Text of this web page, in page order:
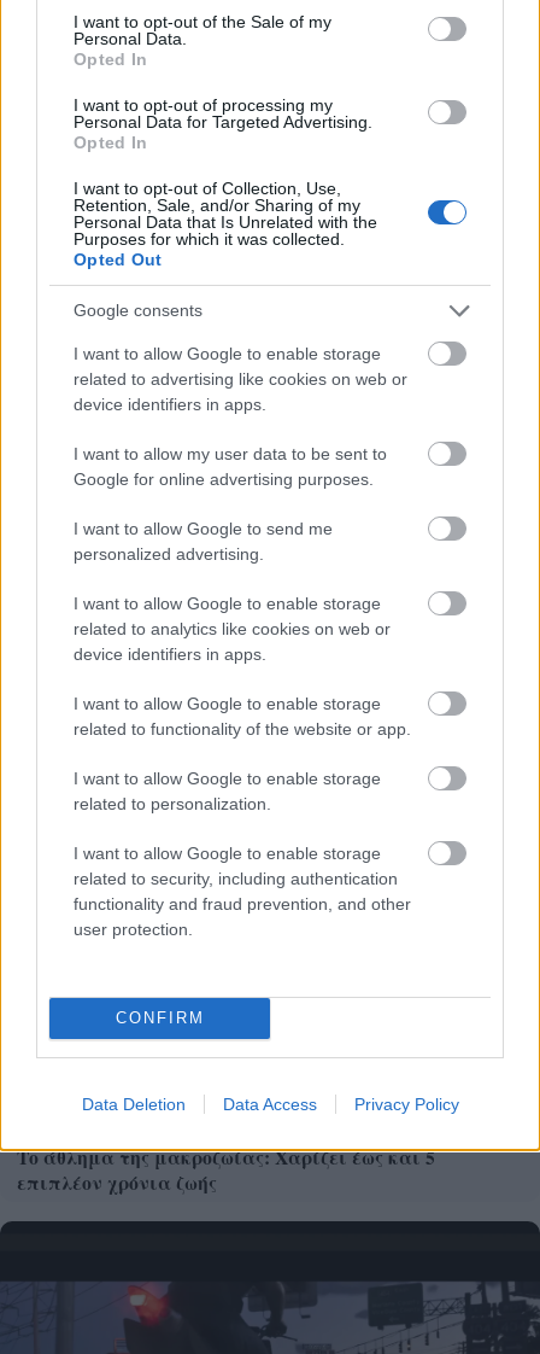
consent section.
I want to opt-out of the Sale of my
Personal Data.
Opted In
I want to opt-out of processing my
Personal Data for Targeted Advertising.
Opted In
I want to opt-out of Collection, Use,
Retention, Sale, and/or Sharing of my
Personal Data that Is Unrelated with the
Purposes for which it was collected.
Opted Out
Google consents
I want to allow Google to enable storage
related to advertising like cookies on web or
device identifiers in apps.
I want to allow my user data to be sent to
Google for online advertising purposes.
I want to allow Google to send me
personalized advertising.
I want to allow Google to enable storage
related to analytics like cookies on web or
device identifiers in apps.
I want to allow Google to enable storage
related to functionality of the website or app.
I want to allow Google to enable storage
related to personalization.
I want to allow Google to enable storage
related to security, including authentication
functionality and fraud prevention, and other
user protection.
CONFIRM
Data Deletion Data Access Privacy Policy
Η Apple αποφασίζει ποιος μένει και ποιος φεύγει και
οι κανόνες δεν είναι ίδιοι για όλους
Ο Σύνδεσμος Καμενιανιτών – Δροβολοβιτών –
Δεσινιωτών στα «Καμενιάνεια 2026»
Το άθλημα της μακροζωίας: Χαρίζει έως και 5
επιπλέον χρόνια ζωής